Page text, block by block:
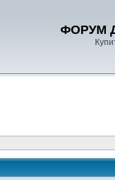
ФОРУМ